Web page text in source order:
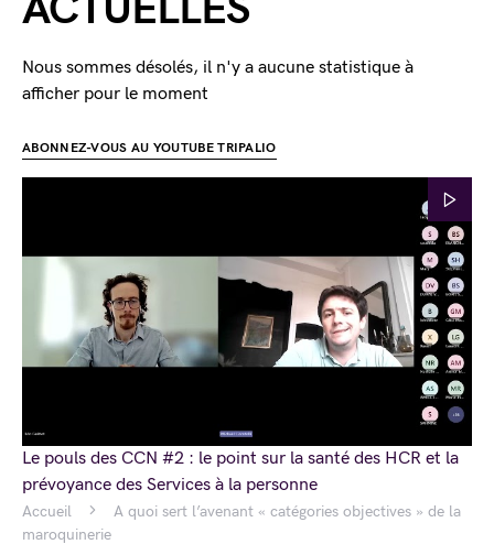
Accueil
A quoi sert l’avenant « catégories objectives » de la
maroquinerie
Nous sommes désolés, il n'y a aucune statistique à
afficher pour le moment
ABONNEZ-VOUS AU YOUTUBE TRIPALIO
Le pouls des CCN #2 : le point sur la santé des HCR et la
prévoyance des Services à la personne